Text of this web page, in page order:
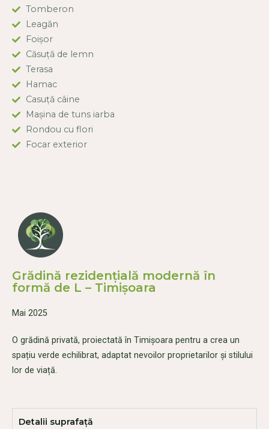
Tomberon
Leagăn
Foișor
Căsuță de lemn
Terasa
Hamac
Casuță câine
Mașina de tuns iarba
Rondou cu flori
Focar exterior
Grădină rezidențială modernă în
formă de L – Timișoara
Mai 2025
O grădină privată, proiectată în Timișoara pentru a crea un
spațiu verde echilibrat, adaptat nevoilor proprietarilor și stilului
lor de viață.
Detalii suprafață